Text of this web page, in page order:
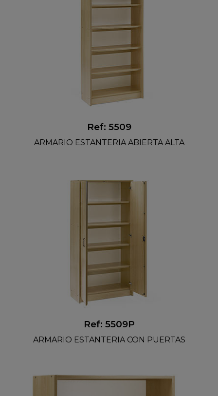
Ref: 5509
ARMARIO ESTANTERIA ABIERTA ALTA
Ref: 5509P
ARMARIO ESTANTERIA CON PUERTAS